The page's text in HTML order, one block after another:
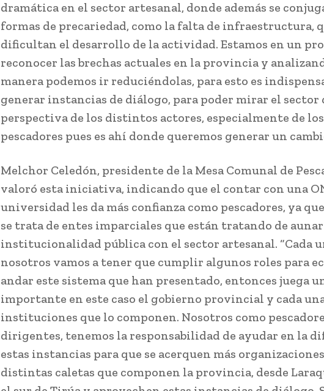
dramática en el sector artesanal, donde además se
formas de precariedad, como la falta de infraestructura,
dificultan el desarrollo de la actividad. Estamos en un
reconocer las brechas actuales en la provincia y
manera podemos ir reduciéndolas, para esto es
generar instancias de diálogo, para poder mirar el sector
perspectiva de los distintos actores, especialmente de los
pescadores pues es ahí donde queremos generar un
Melchor Celedón, presidente de la Mesa Comunal de
valoró esta iniciativa, indicando que el contar con una
universidad les da más confianza como pescadores, ya
se trata de entes imparciales que están tratando de
institucionalidad pública con el sector artesanal. “Cada
nosotros vamos a tener que cumplir algunos roles para
andar este sistema que han presentado, entonces juega
importante en este caso el gobierno provincial y cada
instituciones que lo componen. Nosotros como
dirigentes, tenemos la responsabilidad de ayudar en la
estas instancias para que se acerquen más
distintas caletas que componen la provincia, desde